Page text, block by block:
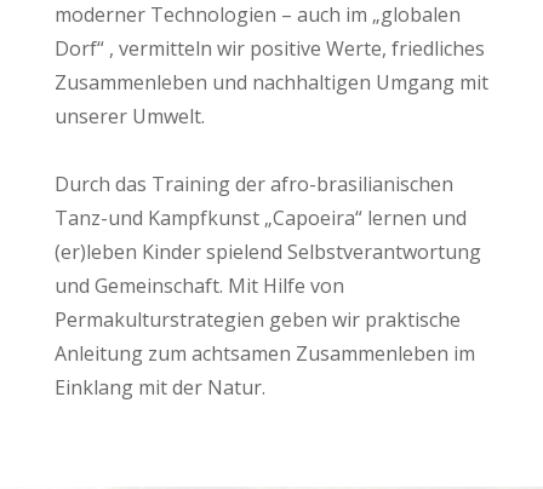
moderner Technologien – auch im „globalen
Dorf“ , vermitteln wir positive Werte, friedliches
Zusammenleben und nachhaltigen Umgang mit
unserer Umwelt.
Durch das Training der afro-brasilianischen
Tanz-und Kampfkunst „Capoeira“ lernen und
(er)leben Kinder spielend Selbstverantwortung
und Gemeinschaft. Mit Hilfe von
Permakulturstrategien geben wir praktische
Anleitung zum achtsamen Zusammenleben im
Einklang mit der Natur.